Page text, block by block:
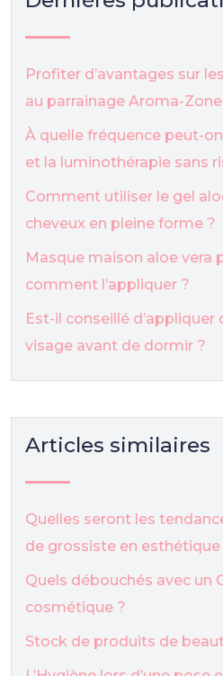
Profiter d’avantages sur
au parrainage Aroma-Zone
À quelle fréquence peut-
et la luminothérapie sans
Comment utiliser le gel
cheveux en pleine forme ?
Masque maison aloe vera
comment l’appliquer ?
Est-il conseillé d’appliquer
visage avant de dormir ?
Articles similaires
Quelles seront les
de grossiste en esthétique
Quels débouchés avec un
cosmétique ?
Stock de produits de